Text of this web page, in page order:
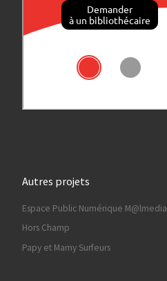
Autres projets
Espace Public Numérique M@lmedia
Hors Champ
Papy et Mamy Surfeurs